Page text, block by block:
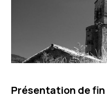
Présentation de